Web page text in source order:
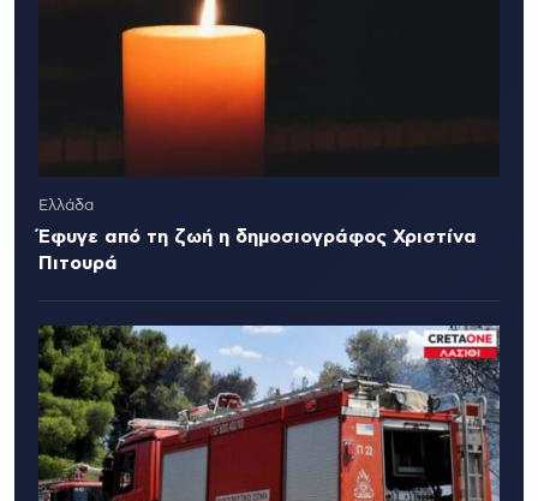
Ελλάδα
Έφυγε από τη ζωή η δημοσιογράφος Χριστίνα
Πιτουρά